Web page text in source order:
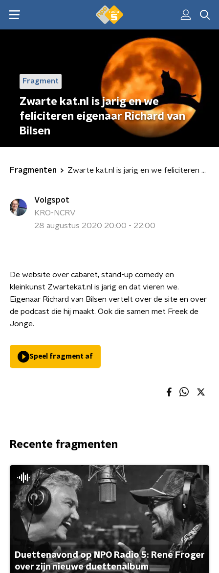
Fragment
Zwarte kat.nl is jarig en we
feliciteren eigenaar Richard van
Bilsen
Fragmenten Zwarte kat.nl is jarig en we feliciteren eigenaar Richard van Bilsen
Volgspot
KRO-NCRV
28 augustus 2020 20:00 - 22:00
De website over cabaret, stand-up comedy en
kleinkunst Zwartekat.nl is jarig en dat vieren we.
Eigenaar Richard van Bilsen vertelt over de site en over
de podcast die hij maakt. Ook die samen met Freek de
Jonge.
Speel fragment af
Recente fragmenten
Duettenavond op NPO Radio 5: René Froger
over zijn nieuwe duettenalbum